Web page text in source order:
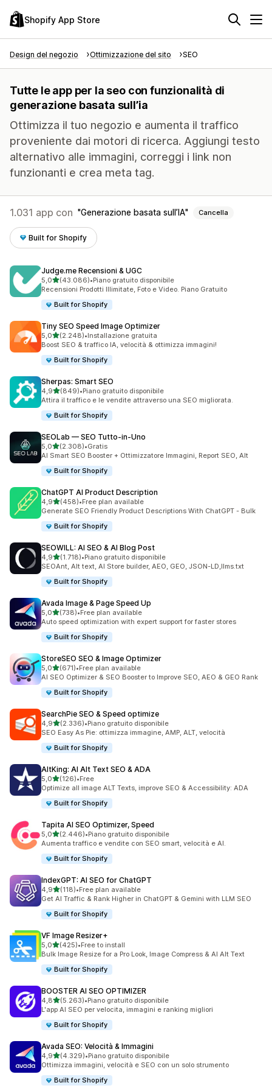
Shopify App Store
Design del negozio Ottimizzazione del sito SEO
Tutte le app per la seo con funzionalità di
generazione basata sull’ia
Ottimizza il tuo negozio e aumenta il traffico
proveniente dai motori di ricerca. Aggiungi testo
alternativo alle immagini, correggi i link non
funzionanti e crea meta tag.
1.031 app con Generazione basata sull’IA Cancella
Built for Shopify
Judge.me Recensioni & UGC
5,0stelle su 5
(43.086)
43086 recensioni totali
•Piano gratuito disponibile
Recensioni Prodotti Illimitate, Foto e Video. Piano Gratuito
Built for Shopify
Tiny SEO Speed Image Optimizer
5,0stelle su 5
(2.248)
2248 recensioni totali
•Installazione gratuita
Boost SEO & traffico IA, velocità & ottimizza immagini!
Built for Shopify
Sherpas: Smart SEO
4,9stelle su 5
(849)
849 recensioni totali
•Piano gratuito disponibile
Attira il traffico e le vendite attraverso una SEO migliorata.
Built for Shopify
SEOLab — SEO Tutto‑in‑Uno
5,0stelle su 5
(2.308)
2308 recensioni totali
•Gratis
AI Smart SEO Booster + Ottimizzatore Immagini, Report SEO, Alt
Built for Shopify
ChatGPT AI Product Description
4,9stelle su 5
(458)
458 recensioni totali
•Free plan available
Generate SEO Friendly Product Descriptions With ChatGPT - Bulk
Built for Shopify
SEOWILL: AI SEO & AI Blog Post
4,9stelle su 5
(1.718)
1718 recensioni totali
•Piano gratuito disponibile
SEOAnt, Alt text, AI Store builder, AEO, GEO, JSON-LD,llms.txt
Built for Shopify
Avada Image & Page Speed Up
5,0stelle su 5
(738)
738 recensioni totali
•Free plan available
Auto speed optimization with expert support for faster stores
Built for Shopify
StoreSEO SEO & Image Optimizer
5,0stelle su 5
(671)
671 recensioni totali
•Free plan available
AI SEO Optimizer & SEO Booster to Improve SEO, AEO & GEO Rank
Built for Shopify
SearchPie SEO & Speed optimize
4,9stelle su 5
(2.336)
2336 recensioni totali
•Piano gratuito disponibile
SEO Easy As Pie: ottimizza immagine, AMP, ALT, velocità
Built for Shopify
AltKing: AI Alt Text SEO & ADA
5,0stelle su 5
(126)
126 recensioni totali
•Free
Optimize all image ALT Texts, improve SEO & Accessibility: ADA
Built for Shopify
Tapita AI SEO Optimizer, Speed
5,0stelle su 5
(2.446)
2446 recensioni totali
•Piano gratuito disponibile
Aumenta traffico e vendite con SEO smart, velocità e AI.
Built for Shopify
IndexGPT: AI SEO for ChatGPT
4,9stelle su 5
(118)
118 recensioni totali
•Free plan available
Get AI Traffic & Rank Higher in ChatGPT & Gemini with LLM SEO
Built for Shopify
VF Image Resizer+
5,0stelle su 5
(425)
425 recensioni totali
•Free to install
Bulk Image Resize for a Pro Look, Image Compress & AI Alt Text
Built for Shopify
BOOSTER AI SEO OPTIMIZER
4,8stelle su 5
(5.263)
5263 recensioni totali
•Piano gratuito disponibile
L'app AI SEO per velocita, immagini e ranking migliori
Built for Shopify
Avada SEO: Velocità & Immagini
4,9stelle su 5
(4.329)
4329 recensioni totali
•Piano gratuito disponibile
Ottimizza immagini, velocità e SEO con un solo strumento
Built for Shopify